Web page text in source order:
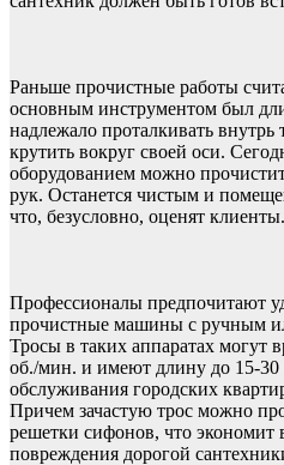
Раньше прочистные работы
основным инструментом был
надлежало проталкивать
крутить вокруг своей оси.
оборудованием можно
рук. Останется чистым и
что, безусловно, оценят клиенты.
Профессионалы предпочитают
прочистные машины с ручным
Тросы в таких аппаратах могут
об./мин. и имеют длину до 15-30
обслуживания городских
Причем зачастую трос можно
решетки сифонов, что экономит
повреждения дорогой